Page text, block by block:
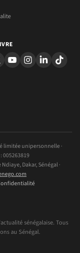
unipersonnelle ·
: 005263819
Dakar, Sénégal ·
sénégalaise. Tous
au Sénégal.